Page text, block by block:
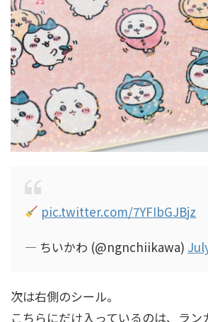
pic.twitter.com/7YFIbGJBjz
— ちいかわ (@ngnchiikawa)
次は右側のシール。
こちらにだけ入っているのは、ラ